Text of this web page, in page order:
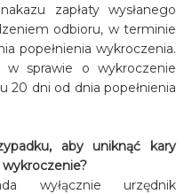
zapłaty wysłanego
odbioru, w terminie
popełnienia wykroczenia.
w sprawie o wykroczenie
20 dni od dnia popełnienia
aby uniknąć kary
wyłącznie urzędnik